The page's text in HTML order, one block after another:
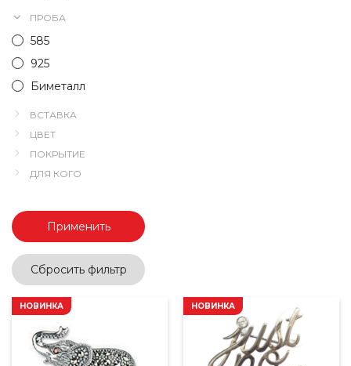
ПРОБА
585
925
Биметалл
ВСТАВКА
ЦВЕТ
ПОКРЫТИЕ
ДЛЯ КОГО
Применить
Сбросить фильтр
НОВИНКА НОВИНКА